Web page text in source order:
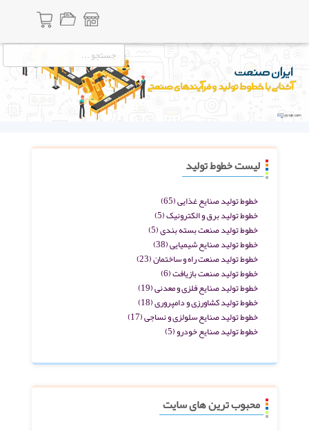
لیست خطوط تولید
خطوط تولید صنایع غذایی(65)
خطوط تولید برق و الکترونیک(5)
خطوط تولید صنعت بسته بندی(5)
خطوط تولید صنایع شیمیایی(38)
خطوط تولید صنعت راه و ساختمان(23)
خطوط تولید صنعت بازیافت(6)
خطوط تولید صنایع فلزی و معدنی(19)
خطوط تولید کشاورزی و دامپروری(18)
خطوط تولید صنایع سلولزی و نساجی(17)
خطوط تولید صنایع خودرو(5)
محبوب ترین های سایت